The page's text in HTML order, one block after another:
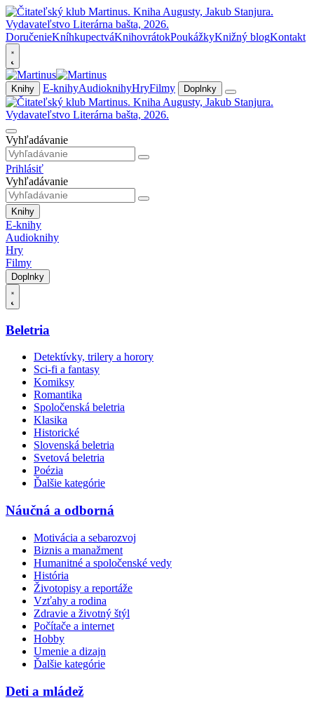
DoručenieKníhkupectváKnihovrátokPoukážkyKnižný blogKontakt
Knihy E-knihyAudioknihyHryFilmy Doplnky
Vyhľadávanie
Prihlásiť
Vyhľadávanie
Knihy
E-knihy
Audioknihy
Hry
Filmy
Doplnky
Beletria
Detektívky, trilery a horory
Sci-fi a fantasy
Komiksy
Romantika
Spoločenská beletria
Klasika
Historické
Slovenská beletria
Svetová beletria
Poézia
Ďalšie kategórie
Náučná a odborná
Motivácia a sebarozvoj
Biznis a manažment
Humanitné a spoločenské vedy
História
Životopisy a reportáže
Vzťahy a rodina
Zdravie a životný štýl
Počítače a internet
Hobby
Umenie a dizajn
Ďalšie kategórie
Deti a mládež